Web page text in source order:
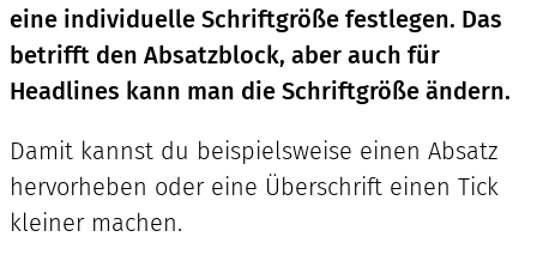
eine individuelle Schriftgröße festlegen. Das
betrifft den Absatzblock, aber auch für
Headlines kann man die Schriftgröße ändern.
Damit kannst du beispielsweise einen Absatz
hervorheben oder eine Überschrift einen Tick
kleiner machen.